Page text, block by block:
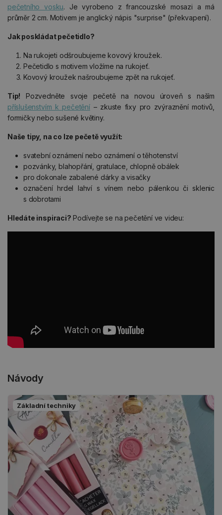
pečetního vosku. Je vyrobeno z francouzské mosazi a má
průměr 2 cm. Motivem je anglický nápis "surprise" (překvapení).
Jak poskládat pečetidlo?
Na rukojeti odšroubujeme kovový kroužek.
Pečetidlo s motivem vložíme na rukojeť.
Kovový kroužek našroubujeme zpět na rukojeť.
Tip! Pozvedněte svoje pečetě na novou úroveň s naším
příslušenstvím k pečetění– zkuste fixy pro zvýraznění motivů,
formičky nebo sušené květiny.
Naše tipy, na co lze pečetě využít:
svatební oznámení nebo oznámení o těhotenství
pozvánky, blahopřání, gratulace, chlopně obálek
pro dokonale zabalené dárky a visačky
označení hrdel lahví s vínem nebo pálenkou či sklenic
s dobrotami
Hledáte inspiraci? Podívejte se na pečetění ve videu:
Návody
Základní techniky